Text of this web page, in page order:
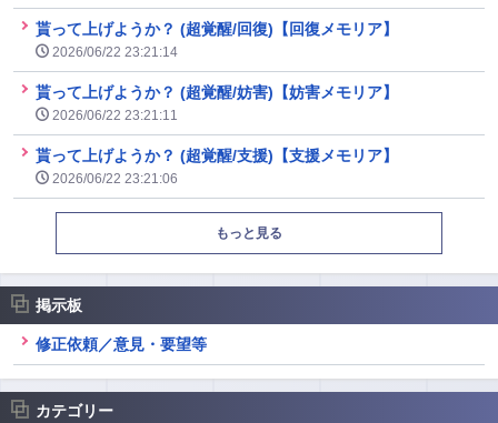
貰って上げようか？ (超覚醒/回復)【回復メモリア】
2026/06/22 23:21:14
貰って上げようか？ (超覚醒/妨害)【妨害メモリア】
2026/06/22 23:21:11
貰って上げようか？ (超覚醒/支援)【支援メモリア】
2026/06/22 23:21:06
もっと見る
掲示板
修正依頼／意見・要望等
カテゴリー